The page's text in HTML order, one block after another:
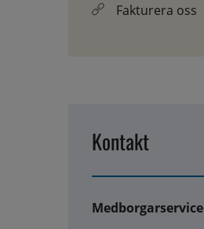
Fakturera oss
Kontakt
Medborgarservice